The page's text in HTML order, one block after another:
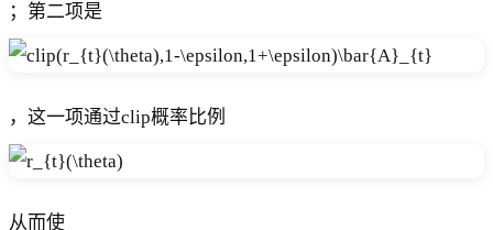
；第二项是
，这一项通过clip概率比例
从而使